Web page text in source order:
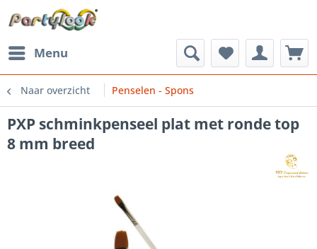
Menu
Naar overzicht Penselen - Spons
PXP schminkpenseel plat met ronde top
8 mm breed